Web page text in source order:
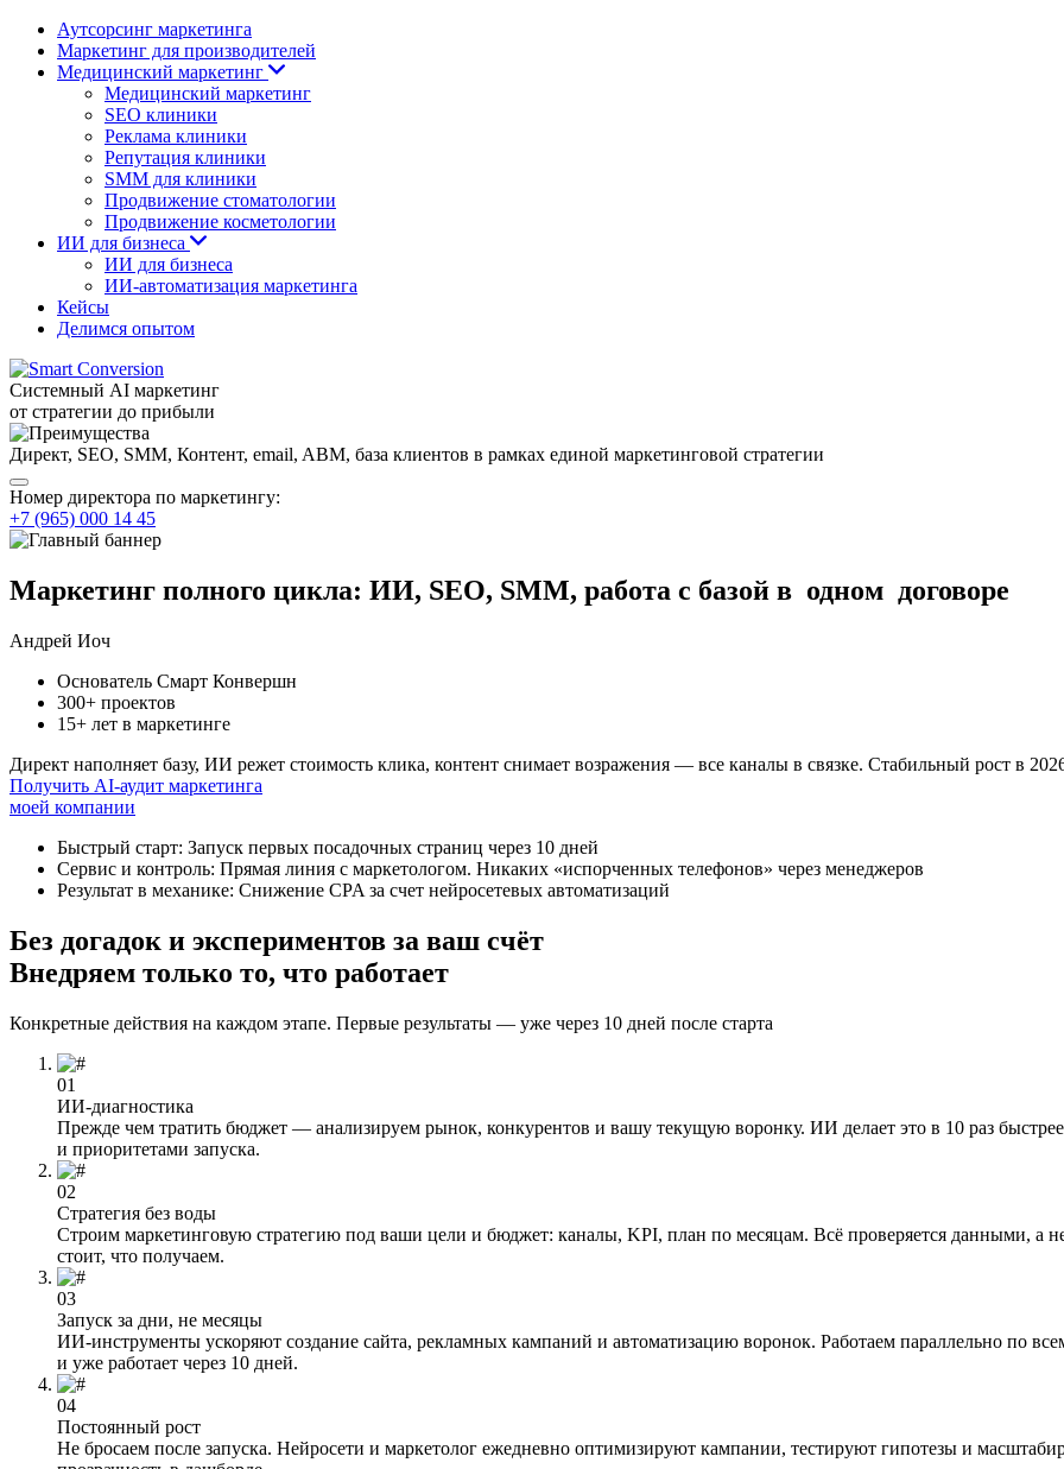
Аутсорсинг маркетинга
Маркетинг для производителей
Медицинский маркетинг
Медицинский маркетинг
SEO клиники
Реклама клиники
Репутация клиники
SMM для клиники
Продвижение стоматологии
Продвижение косметологии
ИИ для бизнеса
ИИ для бизнеса
ИИ-автоматизация маркетинга
Кейсы
Делимся опытом
Системный AI маркетинг
от стратегии до прибыли
Директ, SEO, SMM, Контент, email, ABM, база клиентов в рамках единой маркетинговой стратегии
Номер директора по маркетингу:
+7 (965) 000 14 45
Маркетинг полного цикла: ИИ, SEO, SMM, работа с базой в одном договоре
Андрей Иоч
Основатель Смарт Конвершн
300+ проектов
15+ лет в маркетинге
Директ наполняет базу, ИИ режет стоимость клика, контент снимает возражения — все каналы в связке. Стабильный рост в
Получить AI-аудит маркетинга
моей компании
Быстрый старт: Запуск первых посадочных страниц через 10 дней
Сервис и контроль: Прямая линия с маркетологом. Никаких «испорченных телефонов» через менеджеров
Результат в механике: Снижение CPA за счет нейросетевых автоматизаций
Без догадок и экспериментов за ваш счёт
Внедряем только то, что работает
Конкретные действия на каждом этапе. Первые результаты — уже через 10 дней после старта
01
ИИ-диагностика
Прежде чем тратить бюджет — анализируем рынок, конкурентов и вашу текущую воронку. ИИ делает это в 10 раз
и приоритетами запуска.
02
Стратегия без воды
Строим маркетинговую стратегию под ваши цели и бюджет: каналы, KPI, план по месяцам. Всё проверяется данными, а
стоит, что получаем.
03
Запуск за дни, не месяцы
ИИ-инструменты ускоряют создание сайта, рекламных кампаний и автоматизацию воронок. Работаем параллельно по
и уже работает через 10 дней.
04
Постоянный рост
Не бросаем после запуска. Нейросети и маркетолог ежедневно оптимизируют кампании, тестируют гипотезы и